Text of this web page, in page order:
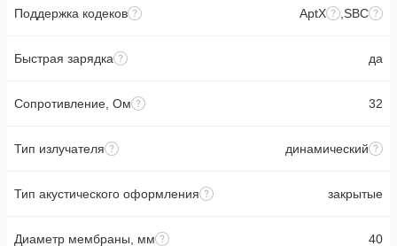
Поддержка кодеков AptX SBC
Быстрая зарядка да
Сопротивление, Ом 32
Тип излучателя динамический
Тип акустического оформления закрытые
Диаметр мембраны, мм 40